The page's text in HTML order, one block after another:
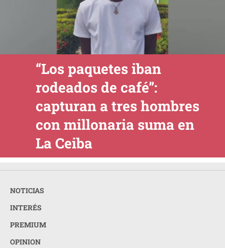
“Los paquetes iban
rodeados de café”:
capturan a tres hombres
con millonaria suma en
La Ceiba
NOTICIAS
INTERÉS
PREMIUM
OPINION